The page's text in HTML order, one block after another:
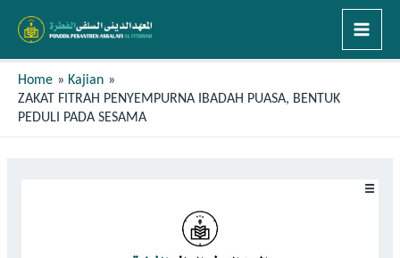
Home
Kajian
ZAKAT FITRAH PENYEMPURNA IBADAH PUASA, BENTUK
PEDULI PADA SESAMA